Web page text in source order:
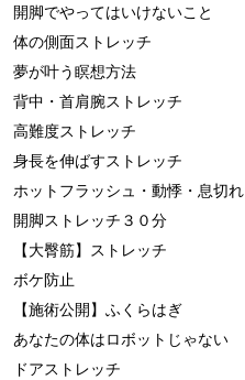
開脚でやってはいけないこと
体の側面ストレッチ
夢が叶う瞑想方法
背中・首肩腕ストレッチ
高難度ストレッチ
身長を伸ばすストレッチ
ホットフラッシュ・動悸・息切れ
開脚ストレッチ３０分
【大臀筋】ストレッチ
ボケ防止
【施術公開】ふくらはぎ
あなたの体はロボットじゃない
ドアストレッチ